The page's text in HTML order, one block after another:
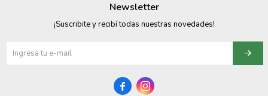
Newsletter
¡Suscribite y recibí todas nuestras novedades!
 